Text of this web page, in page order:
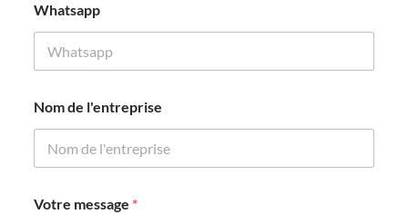
o
m
e
o
m
Whatsapp
Nom de l'entreprise
Votre message *